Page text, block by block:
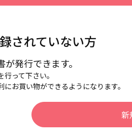
されていない方
発行できます。
って下さい。
お買い物ができるようになります。